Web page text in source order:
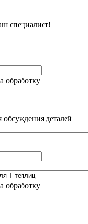
специалист!
обработку
деталей
обработку